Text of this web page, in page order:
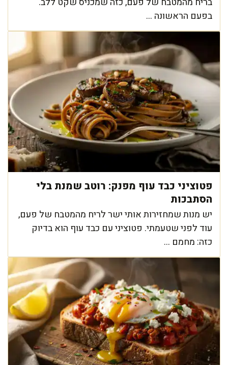
בפעם הראשונה ...
פטוציני כבד עוף מפנק: רוטב שמנת בלי
הסתבכות
יש מנות שמחזירות אותי ישר לריח מהמטבח של פעם,
עוד לפני שטעמתי. פטוציני עם כבד עוף הוא בדיוק
כזה: מחמם ...